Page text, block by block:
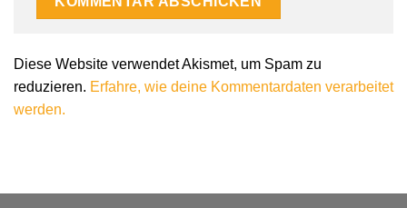
Diese Website verwendet Akismet, um Spam zu
reduzieren. Erfahre, wie deine Kommentardaten verarbeitet
werden.